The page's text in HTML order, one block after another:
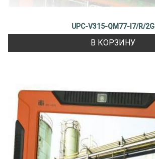
UPC-V315-QM77-I7/R/2G
В КОРЗИНУ